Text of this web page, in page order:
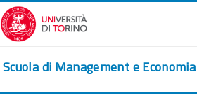
Passer au contenu principal
Scuola di Management e Economia